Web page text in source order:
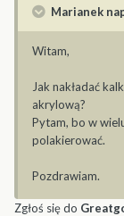
Marianek
Witam,
Jak nakładać
akrylową?
Pytam, bo w
polakierować.
Pozdrawiam.
Zgłoś się do